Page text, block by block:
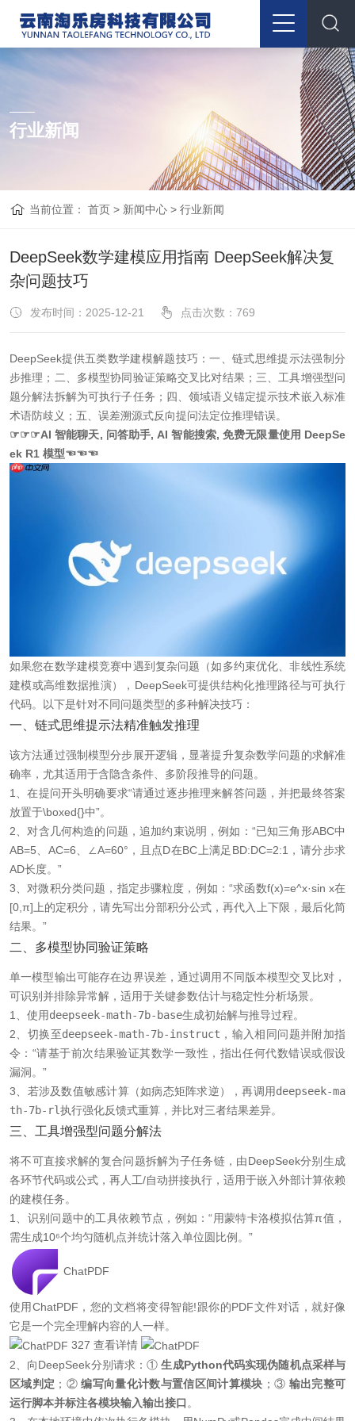
行业新闻
当前位置：首页 > 新闻中心 >行业新闻
DeepSeek数学建模应用指南 DeepSeek解决复
杂问题技巧
发布时间：2025-12-21 点击次数： 769
DeepSeek提供五类数学建模解题技巧：一、链式思维提示法强制分
步推理；二、多模型协同验证策略交叉比对结果；三、工具增强型问
题分解法拆解为可执行子任务；四、领域语义锚定提示技术嵌入标准
术语防歧义；五、误差溯源式反向提问法定位推理错误。
☞☞☞AI 智能聊天, 问答助手, AI 智能搜索, 免费无限量使用 DeepSe
ek R1 模型☜☜☜
如果您在数学建模竞赛中遇到复杂问题（如多约束优化、非线性系统
建模或高维数据推演），DeepSeek可提供结构化推理路径与可执行
代码。以下是针对不同问题类型的多种解决技巧：
一、链式思维提示法精准触发推理
该方法通过强制模型分步展开逻辑，显著提升复杂数学问题的求解准
确率，尤其适用于含隐含条件、多阶段推导的问题。
1、在提问开头明确要求“请通过逐步推理来解答问题，并把最终答案
放置于\boxed{}中”。
2、对含几何构造的问题，追加约束说明，例如：“已知三角形ABC中
AB=5、AC=6、∠A=60°，且点D在BC上满足BD:DC=2:1，请分步求
AD长度。”
3、对微积分类问题，指定步骤粒度，例如：“求函数f(x)=e^x·sin x在
[0,π]上的定积分，请先写出分部积分公式，再代入上下限，最后化简
结果。”
二、多模型协同验证策略
单一模型输出可能存在边界误差，通过调用不同版本模型交叉比对，
可识别并排除异常解，适用于关键参数估计与稳定性分析场景。
1、使用deepseek-math-7b-base生成初始解与推导过程。
2、切换至deepseek-math-7b-instruct ，输入相同问题并附加指
令：“请基于前次结果验证其数学一致性，指出任何代数错误或假设
漏洞。”
3、若涉及数值敏感计算（如病态矩阵求逆），再调用deepseek-ma
th-7b-rl执行强化反馈式重算，并比对三者结果差异。
三、工具增强型问题分解法
将不可直接求解的复合问题拆解为子任务链，由DeepSeek分别生成
各环节代码或公式，再人工/自动拼接执行，适用于嵌入外部计算依赖
的建模任务。
1、识别问题中的工具依赖节点，例如：“用蒙特卡洛模拟估算π值，
需生成10⁶个均匀随机点并统计落入单位圆比例。”
ChatPDF
使用ChatPDF，您的文档将变得智能!跟你的PDF文件对话，就好像
它是一个完全理解内容的人一样。
327 查看详情
2、向DeepSeek分别请求：①生成Python代码实现伪随机点采样与
区域判定 ；②编写向量化计数与置信区间计算模块 ；③ 输出完整可
运行脚本并标注各模块输入输出接口。